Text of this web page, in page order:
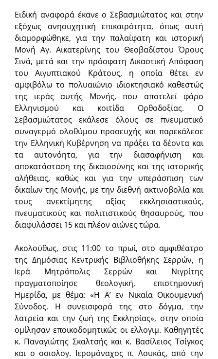
Ειδική αναφορά έκανε ο Σεβασμιώτατος και στην
εξόχως ανησυχητική επικαιρότητα, όπως αυτή
διαμορφώθηκε, για την παλαίφατη και ιστορική
Μονή Αγ. Αικατερίνης του Θεοβαδίστου Όρους
Σινά, μετά και την πρόσφατη Δικαστική Απόφαση
του Αιγυπτιακού Κράτους, η οποία θέτει εν
αμφιβόλω το πολυαιώνιο ιδιοκτησιακό καθεστώς
της ιεράς αυτής Μονής, που αποτελεί φάρο
Ελληνισμού και κοιτίδα Ορθοδοξίας. Ο
Σεβασμιώτατος εκάλεσε όλους σε πνευματικό
συναγερμό ολοθύμου προσευχής και παρεκάλεσε
την Ελληνική Κυβέρνηση να πράξει τα δέοντα και
τα αυτονόητα, για την διασαφήνιση και
αποκατάσταση της δικαιοσύνης και της ιστορικής
αλήθειας, καθώς και για την υπεράσπιση των
δικαίων της Μονής, με την διεθνή ακτινοβολία και
τους ανεκτίμητης αξίας εκκλησιαστικούς,
πνευματικούς και πολιτιστικούς θησαυρούς, που
διαφυλάσσει 15 και πλέον αιώνες τώρα.
Ακολούθως, στις 11:00 το πρωί, στο αμφιθέατρο
της Δη­μόσιας Κεντρικής Βιβλιοθή­κης Σερρών, η
Ιερά Μητρόπολις Σερρών και Νιγρίτης
πραγματοποίησε θεολογική, επιστημονική
Ημερίδα, με θέμα: «Η Α’ εν Νικαία Οικουμενική
Σύνοδος. Η συνεισφορά της στο δόγμα, την
λατρεία και την ζωή της Εκκλησίας», στην οποία
ομίλησαν εποικοδομητικώς οι ελλογιμ. Καθηγητές
κ. Παναγιώτης Σκαλτσής και κ. Βασίλειος Τσίγκος
και ο οσιολογ. Ιερομόναχος π. Λουκάς, από την